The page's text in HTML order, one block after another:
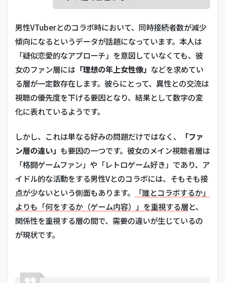
男性VTuberとのコラボ時において、同時接続者数が減少
傾向になるというデータが話題になっています。本人は
「疑似恋愛的なアプローチ」を意図していなくても、彼
女のファン層には 「理想の年上女性像」 などを求めてい
る層が一定数存在します。彼らにとって、異性との交流は
視聴の優先度を下げる要因となり、結果として数字の変
化に表れているようです。
しかし、これは単なる好みの問題だけではなく、
「ファ
ン層の違い」 も要因の一つです。彼女のメイン視聴者層は
「格闘ゲームファン」や「レトロゲーム好き」であり、ア
イドル的な活動をする男性Vとのコラボには、そもそも接
点が少ないという側面もあります。
「誰とコラボするか」
よりも「何をするか（ゲーム内容）」を重視する層と、
関係性を重視する層の間で、需要の違いが生じているの
が現状です。